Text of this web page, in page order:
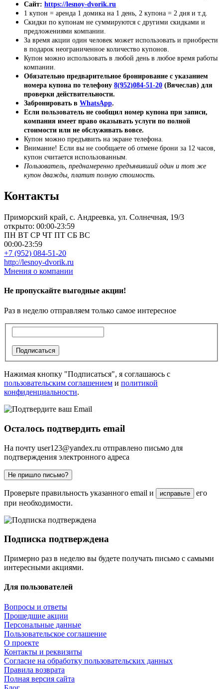
Сайт: https://lesnoy-dvorik.ru
1 купон = аренда 1 домика на 1 день, 2 купона = 2 дня и т.д.
Скидки по купонам не суммируются с другими скидками и
предложениями компании.
За время акции один человек может использовать и приобрести
в подарок неограниченное количество купонов.
Купон можно использовать в любой день в любое время работы
компании.
Обязательно предварительное бронирование с указанием
номера купона по телефону 8(952)084-51-20 (Вячеслав) для
проверки действительности.
Забронировать в WhatsApp.
Если пользователь не сообщил номер купона при записи,
компания имеет право оказывать услуги по полной
стоимости или не обслуживать вовсе.
Купон можно предъявить на экране телефона.
Внимание! Если вы не сообщаете об отмене брони за 12 часов,
купон считается использованным.
Пользователь, преднамеренно предъявивший один и тот же
купон дважды, платит полную стоимость.
Контакты
Приморский край, с. Андреевка, ул. Солнечная, 19/3
открыто: 00:00-23:59
ПН ВТ СР ЧТ ПТ СБ ВС
00:00-23:59
+7 (952) 084-51-20
http://lesnoy-dvorik.ru
Мнения о компании
Не пропускайте выгодные акции!
Раз в неделю отправляем только самое интересное
Подписаться
Нажимая кнопку "Подписаться", я соглашаюсь с
пользовательским соглашением и политикой
конфиденциальности.
Осталось подтвердить email
На почту user123@yandex.ru отправлено письмо для
подтверждения электронного адреса
Не пришло письмо?
Проверьте правильность указанного email и исправьте
его
при необходимости.
Подписка подтверждена
Примерно раз в неделю вы будете получать письмо с самыми
интересными акциями.
Для пользователей
Вопросы и ответы
Прошедшие акции
Персональные данные
Пользовательское соглашение
О проекте
Контакты и реквизиты
Согласие на обработку пользовательских данных
Правила возврата
Полная версия сайта